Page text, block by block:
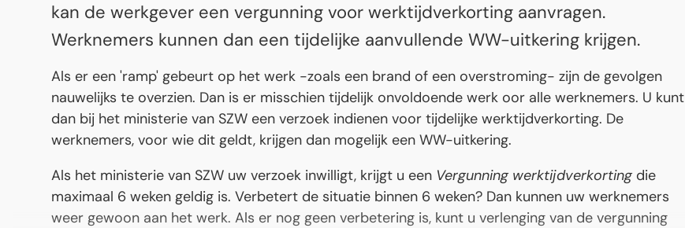
kan de werkgever een vergunning voor werktijdverkorting aanvragen.
Werknemers kunnen dan een tijdelijke aanvullende WW-uitkering krijgen.
Als er een 'ramp' gebeurt op het werk -zoals een brand of een overstroming- zijn de gevolgen
nauwelijks te overzien. Dan is er misschien tijdelijk onvoldoende werk oor alle werknemers. U kunt
dan bij het ministerie van SZW een verzoek indienen voor tijdelijke werktijdverkorting. De
werknemers, voor wie dit geldt, krijgen dan mogelijk een WW-uitkering.
Als het ministerie van SZW uw verzoek inwilligt, krijgt u een Vergunning werktijdverkorting die
maximaal 6 weken geldig is. Verbetert de situatie binnen 6 weken? Dan kunnen uw werknemers
weer gewoon aan het werk. Als er nog geen verbetering is, kunt u verlenging van de vergunning